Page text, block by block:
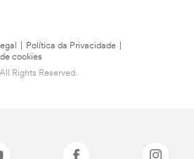
Política da Privacidade
cookies
Rights Reserved.